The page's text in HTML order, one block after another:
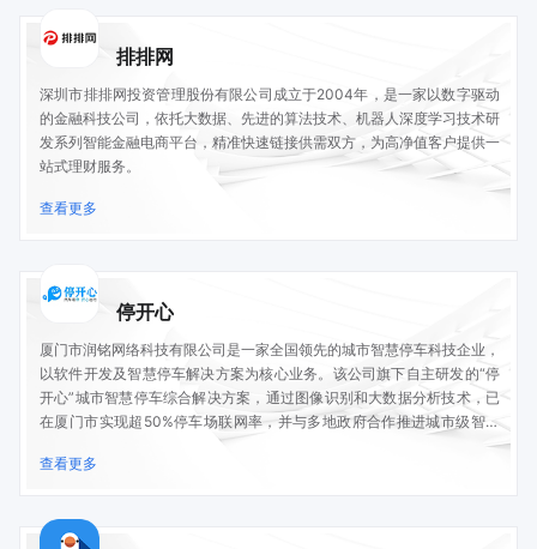
排排网
深圳市排排网投资管理股份有限公司成立于2004年，是一家以数字驱动
的金融科技公司，依托大数据、先进的算法技术、机器人深度学习技术研
发系列智能金融电商平台，精准快速链接供需双方，为高净值客户提供一
站式理财服务。
查看更多
停开心
厦门市润铭网络科技有限公司是一家全国领先的城市智慧停车科技企业，
以软件开发及智慧停车解决方案为核心业务。该公司旗下自主研发的“停
开心”城市智慧停车综合解决方案，通过图像识别和大数据分析技术，已
在厦门市实现超50%停车场联网率，并与多地政府合作推进城市级智慧
查看更多